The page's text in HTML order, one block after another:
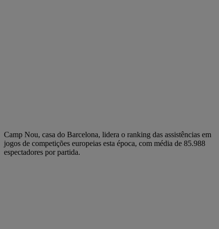
Camp Nou, casa do Barcelona, lidera o ranking das assistências em
jogos de competições europeias esta época, com média de 85.988
espectadores por partida.